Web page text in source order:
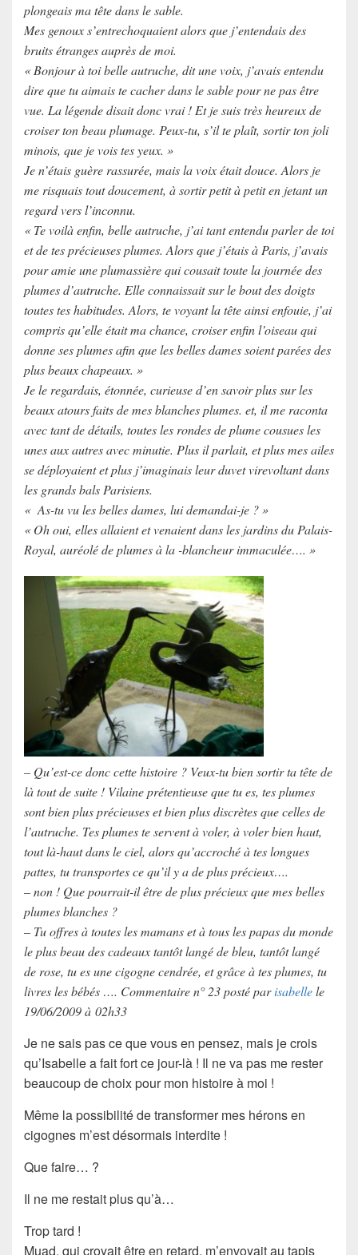
plongeais ma tête dans le sable.
Mes genoux s’entrechoquaient alors que j’entendais des
bruits étranges auprès de moi.
« Bonjour à toi belle autruche, dit une voix, j’avais entendu
dire que tu aimais te cacher dans le sable pour ne pas être
vue. La légende disait donc vrai ! Et je suis très heureux de
croiser ton beau plumage. Peux-tu, s’il te plaît, sortir ton joli
minois, que je vois tes yeux. »
Je n’étais guère rassurée, mais la voix était douce. Alors je
me risquais tout doucement, à sortir petit à petit en jetant un
regard vers l’inconnu.
« Te voilà enfin, belle autruche, j’ai tant entendu parler de toi
et de tes précieuses plumes. Alors que j’étais à Paris, j’avais
pour amie une plumassière qui cousait toute la journée des
plumes d’autruche. Elle connaissait sur le bout des doigts
toutes tes habitudes. Alors, te voyant la tête ainsi enfouie, j’ai
compris qu’elle était ma chance, croiser enfin l’oiseau qui
donne ses plumes afin que les belles dames soient parées des
plus beaux chapeaux. »
Je le regardais, étonnée, curieuse d’en savoir plus sur les
beaux atours faits de mes blanches plumes. et, il me raconta
avec tant de détails, toutes les rondes de plume cousues les
unes aux autres avec minutie. Plus il parlait, et plus mes ailes
se déployaient et plus j’imaginais leur duvet virevoltant dans
les grands bals Parisiens.
« As-tu vu les belles dames, lui demandai-je ? »
« Oh oui, elles allaient et venaient dans les jardins du Palais-
Royal, auréolé de plumes à la -blancheur immaculée…. »
– Qu’est-ce donc cette histoire ? Veux-tu bien sortir ta tête de
là tout de suite ! Vilaine prétentieuse que tu es, tes plumes
sont bien plus précieuses et bien plus discrètes que celles de
l’autruche. Tes plumes te servent à voler, à voler bien haut,
tout là-haut dans le ciel, alors qu’accroché à tes longues
pattes, tu transportes ce qu’il y a de plus précieux….
– non ! Que pourrait-il être de plus précieux que mes belles
plumes blanches ?
– Tu offres à toutes les mamans et à tous les papas du monde
le plus beau des cadeaux tantôt langé de bleu, tantôt langé
de rose, tu es une cigogne cendrée, et grâce à tes plumes, tu
livres les bébés …. Commentaire n° 23 posté parisabellele
19/06/2009 à 02h33
Je ne sais pas ce que vous en pensez, mais je crois
qu’Isabelle a fait fort ce jour-là ! Il ne va pas me rester
beaucoup de choix pour mon histoire à moi !
Même la possibilité de transformer mes hérons en
cigognes m’est désormais interdite !
Que faire… ?
Il ne me restait plus qu’à…
Trop tard !
Muad, qui croyait être en retard, m’envoyait au tapis